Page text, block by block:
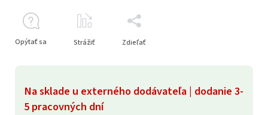
Na sklade u externého dodávateľa | dodanie 3-
5 pracovných dní
Opýtať sa Strážiť Zdieľať